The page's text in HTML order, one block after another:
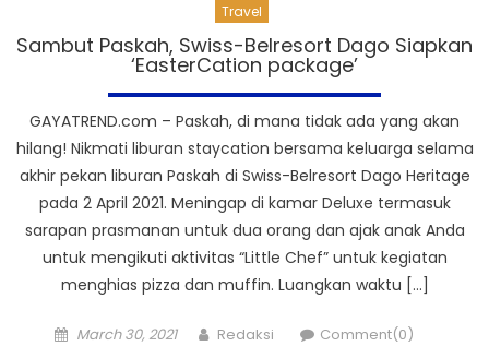
Travel
Sambut Paskah, Swiss-Belresort Dago Siapkan
‘EasterCation package’
GAYATREND.com – Paskah, di mana tidak ada yang akan
hilang! Nikmati liburan staycation bersama keluarga selama
akhir pekan liburan Paskah di Swiss-Belresort Dago Heritage
pada 2 April 2021. Meningap di kamar Deluxe termasuk
sarapan prasmanan untuk dua orang dan ajak anak Anda
untuk mengikuti aktivitas “Little Chef” untuk kegiatan
menghias pizza dan muffin. Luangkan waktu […]
Posted
March 30, 2021 Author
Redaksi Comment(0)